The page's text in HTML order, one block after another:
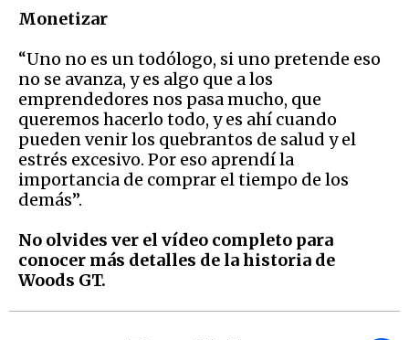
Monetizar
“Uno no es un todólogo, si uno pretende eso
no se avanza, y es algo que a los
emprendedores nos pasa mucho, que
queremos hacerlo todo, y es ahí cuando
pueden venir los quebrantos de salud y el
estrés excesivo. Por eso aprendí la
importancia de comprar el tiempo de los
demás”.
No olvides ver el vídeo completo para
conocer más detalles de la historia de
Woods GT.